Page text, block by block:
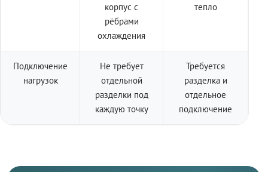
корпус с
рёбрами
охлаждения
тепло
Подключение
нагрузок
Не требует
отдельной
разделки под
каждую точку
Требуется
разделка и
отдельное
подключение